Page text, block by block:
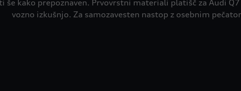
še kako prepoznaven. Prvovrstni materiali platišč za Audi
vozno izkušnjo. Za samozavesten nastop z osebnim